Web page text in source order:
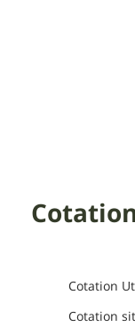
Cotation
Cotation